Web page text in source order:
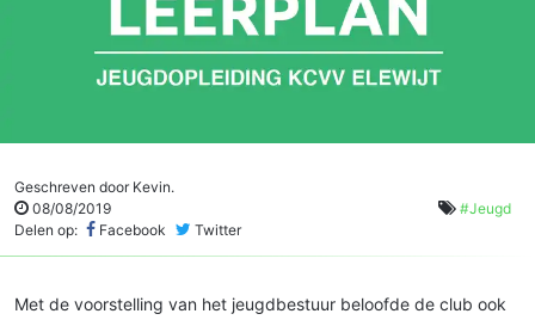
Geschreven door Kevin.
08/08/2019
#Jeugd
Delen op:
Facebook Twitter
Met de voorstelling van het jeugdbestuur beloofde de club ook